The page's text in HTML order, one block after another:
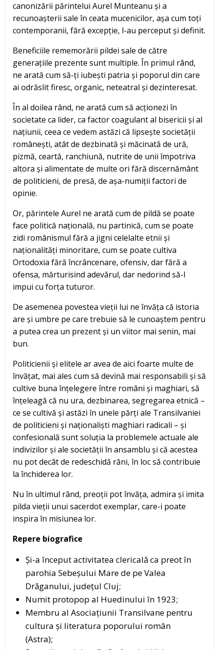
canonizării părintelui Aurel Munteanu și a
recunoașterii sale în ceata mucenicilor, așa cum toți
contemporanii, fără excepție, l-au perceput și definit.
Beneficiile rememorării pildei sale de către
generațiile prezente sunt multiple. În primul rând,
ne arată cum să-ți iubești patria și poporul din care
ai odrăslit firesc, organic, neteatral și dezinteresat.
În al doilea rând, ne arată cum să acționezi în
societate ca lider, ca factor coagulant al bisericii și al
națiunii, ceea ce vedem astăzi că lipsește societății
românești, atât de dezbinată și măcinată de ură,
pizmă, ceartă, ranchiună, nutrite de unii împotriva
altora și alimentate de multe ori fără discernământ
de politicieni, de presă, de așa-numiții factori de
opinie.
Or, părintele Aurel ne arată cum de pildă se poate
face politică națională, nu partinică, cum se poate
zidi românismul fără a jigni celelalte etnii și
naționalități minoritare, cum se poate cultiva
Ortodoxia fără încrâncenare, ofensiv, dar fără a
ofensa, mărturisind adevărul, dar nedorind să-l
impui cu forța tuturor.
De asemenea povestea vieții lui ne învăța că istoria
are și umbre pe care trebuie să le cunoaștem pentru
a putea crea un prezent și un viitor mai senin, mai
bun.
Politicienii și elitele ar avea de aici foarte multe de
învățat, mai ales cum să devină mai responsabili și să
cultive buna înțelegere între români și maghiari, să
înțeleagă că nu ura, dezbinarea, segregarea etnică –
ce se cultivă și astăzi în unele părți ale Transilvaniei
de politicieni și naționaliști maghiari radicali – și
confesională sunt soluția la problemele actuale ale
indivizilor și ale societății în ansamblu și că acestea
nu pot decât de redeschidă răni, în loc să contribuie
la închiderea lor.
Nu în ultimul rând, preoții pot învăța, admira și imita
pilda vieții unui sacerdot exemplar, care-i poate
inspira în misiunea lor.
Repere biografice
Și-a început activitatea clericală ca preot în
parohia Sebeșului Mare de pe Valea
Drăganului, județul Cluj;
Numit protopop al Huedinului în 1923;
Membru al Asociațiunii Transilvane pentru
cultura și literatura poporului român
(Astra);